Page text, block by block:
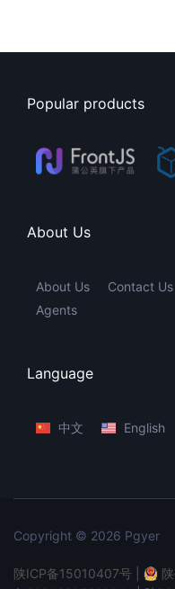
Popular products
About Us
About Us Contact Us
Agents
Language
中文 English
Copyright © 2026 Pgyer
陕ICP备15010407号